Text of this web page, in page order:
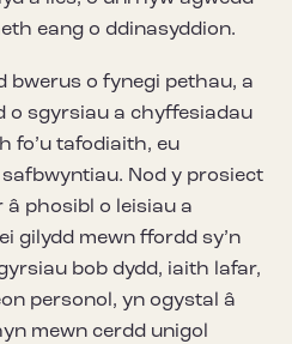
eang o ddinasyddion.
bwerus o fynegi pethau, a
o sgyrsiau a chyffesiadau
fo’u tafodiaith, eu
Nod y prosiect
â phosibl o leisiau a
gilydd mewn ffordd sy’n
bob dydd, iaith lafar,
personol, yn ogystal â
mewn cerdd unigol